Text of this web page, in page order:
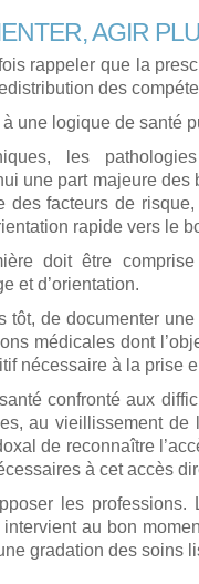
AGIR
rappeler que la
des
une logique de santé
les
une part majeure
des facteurs de
rapide vers le
doit être
et d’orientation.
tôt, de documenter
médicales dont
nécessaire à la prise
confronté aux
au vieillissement
de reconnaître
à cet accès
les
au bon
gradation des soins